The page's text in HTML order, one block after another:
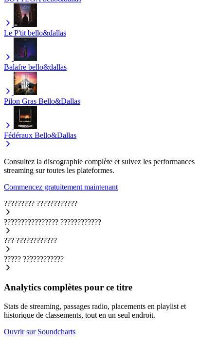
Le P'tit bello&dallas
Balafre bello&dallas
Pilon Gras Bello&Dallas
Fédéraux Bello&Dallas
Consultez la discographie complète et suivez les performances
streaming sur toutes les plateformes.
Commencez gratuitement maintenant
????????? ????????????
???????????????? ????????????
??? ????????????
????? ????????????
Analytics complètes pour ce titre
Stats de streaming, passages radio, placements en playlist et
historique de classements, tout en un seul endroit.
Ouvrir sur Soundcharts